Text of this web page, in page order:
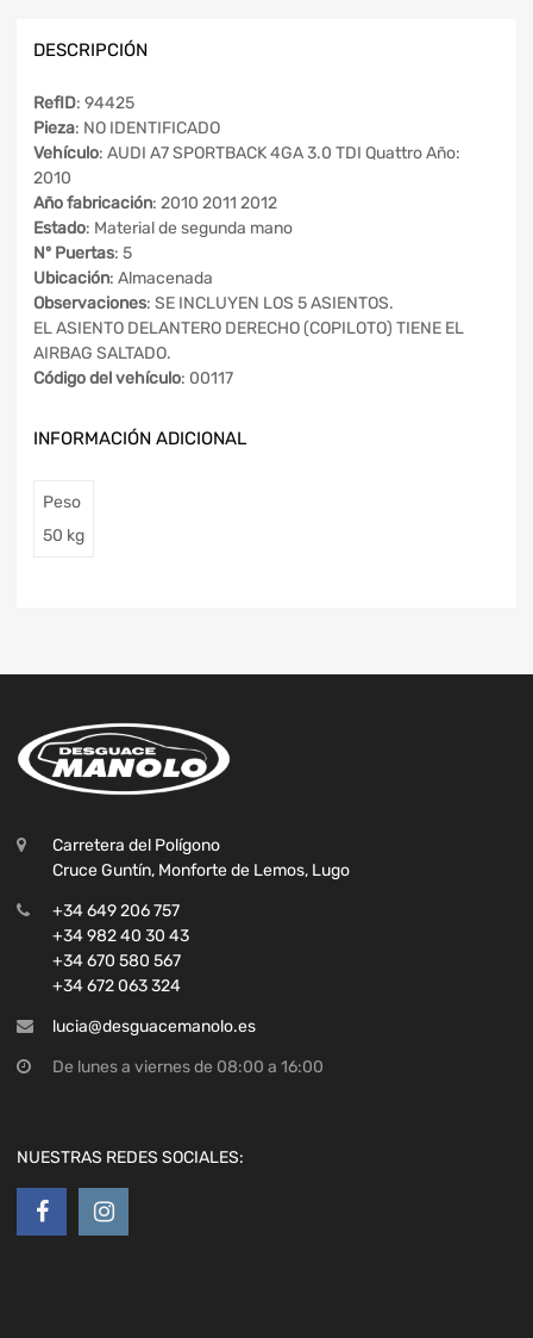
DESCRIPCIÓN
RefID: 94425
Pieza: NO IDENTIFICADO
Vehículo: AUDI A7 SPORTBACK 4GA 3.0 TDI Quattro Año:
2010
Año fabricación: 2010 2011 2012
Estado: Material de segunda mano
Nº Puertas: 5
Ubicación: Almacenada
Observaciones: SE INCLUYEN LOS 5 ASIENTOS.
EL ASIENTO DELANTERO DERECHO (COPILOTO) TIENE EL
AIRBAG SALTADO.
Código del vehículo: 00117
INFORMACIÓN ADICIONAL
Peso
50 kg
Carretera del Polígono
Cruce Guntín, Monforte de Lemos, Lugo
+34 649 206 757
+34 982 40 30 43
+34 670 580 567
+34 672 063 324
lucia@desguacemanolo.es
De lunes a viernes de 08:00 a 16:00
NUESTRAS REDES SOCIALES: